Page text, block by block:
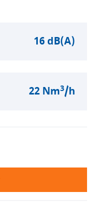
16 dB(A)
22 Nm3/h